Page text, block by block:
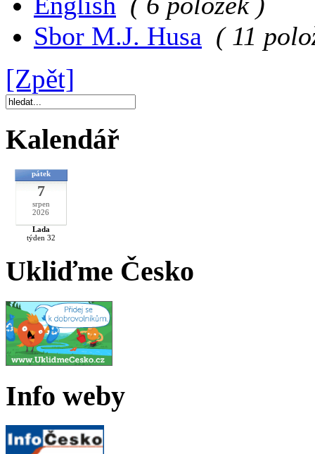
Sbor M.J. Husa ( 11
[Zpět]
Kalendář
pátek
7
srpen
2026
Lada
týden 32
Ukliďme Česko
Info weby